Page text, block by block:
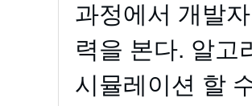
과정에서 개발
력을 본다. 알고
시뮬레이션 할